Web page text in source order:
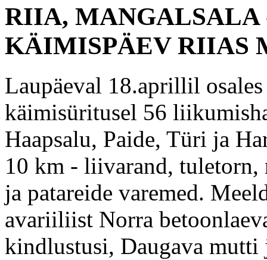
RIIA, MANGALSALA
KÄIMISPÄEV RIIAS
Laupäeval 18.aprillil
käimisüritusel 56
Haapsalu, Paide, Türi ja
10 km - liivarand, tuletorn,
ja patareide varemed.
avariiliist Norra
kindlustusi, Daugava